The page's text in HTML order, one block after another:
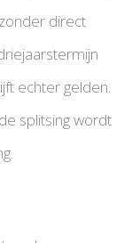
direct
echter gelden.
splitsing wordt